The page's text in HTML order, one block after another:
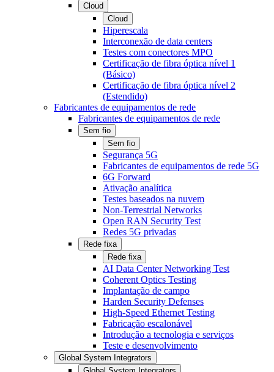
Cloud
Cloud
Hiperescala
Interconexão de data centers
Testes com conectores MPO
Certificação de fibra óptica nível 1
(Básico)
Certificação de fibra óptica nível 2
(Estendido)
Fabricantes de equipamentos de rede
Fabricantes de equipamentos de rede
Sem fio
Sem fio
Segurança 5G
Fabricantes de equipamentos de rede 5G
6G Forward
Ativação analítica
Testes baseados na nuvem
Non-Terrestrial Networks
Open RAN Security Test
Redes 5G privadas
Rede fixa
Rede fixa
AI Data Center Networking Test
Coherent Optics Testing
Implantação de campo
Harden Security Defenses
High-Speed Ethernet Testing
Fabricação escalonável
Introdução a tecnologia e serviços
Teste e desenvolvimento
Global System Integrators